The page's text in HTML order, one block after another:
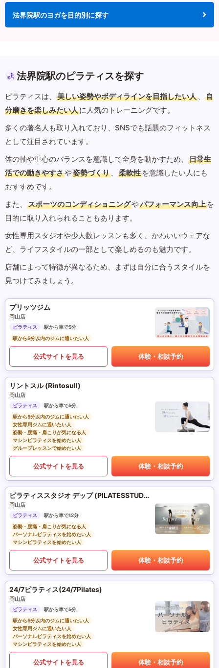
法界院駅のヨガを目的別に探す
法界院駅のピラティスを探す
ピラティスは、 美しい姿勢やボディラインを目指したい人 、
自
分磨きを楽しみたい人に人気のトレーニングです。
多くの著名人も取り入れており、SNSでも話題のフィットネス
として注目されています。
体の軸や重心のバランスを意識して全身を動かすため、
日常生
活での動きやすさや姿勢づくり 、 柔軟性 を意識したい人にも
おすすめです。
また、
スポーツのコンディショニングやパフォーマンス向上 を
目的に取り入れられることもあります。
女性専用スタジオや少人数レッスンも多く、かわいいウェアな
ど、ライフスタイルの一部として楽しめるのも魅力です。
店舗によって特徴が異なるため、まずは自分に合うスタイルを
見つけてみましょう。
プリッツジム
岡山店
ピラティス
駅から車で5分
駅から5分以内のジムに通いたい人
公式サイトを見る 体験・相談予約
リントスル (Rintosull)
岡山店
ピラティス
駅から車で5分
駅から5分以内のジムに通いたい人
女性専用ジムに通いたい人
姿勢・腰痛・肩こりが気になる人
マシンピラティスを始めたい人
グループレッスンで始めたい人
公式サイトを見る 体験・相談予約
ピラティススタジオ デップ (PILATESSTUDIO DEP)
岡山店
ピラティス
駅から車で12分
姿勢・腰痛・肩こりが気になる人
パーソナルピラティスを始めたい人
マシンピラティスを始めたい人
公式サイトを見る 体験・相談予約
24/7ピラティス(24/7Pilates)
岡山店
ピラティス
駅から車で5分
駅から5分以内のジムに通いたい人
女性専用ジムに通いたい人
パーソナルピラティスを始めたい人
マシンピラティスを始めたい人
公式サイトを見る 体験・相談予約